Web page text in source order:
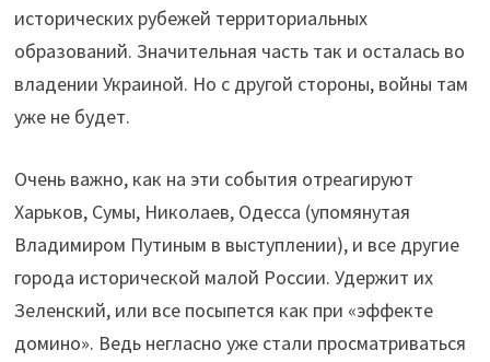
исторических рубежей территориальных
образований. Значительная часть так и осталась во
владении Украиной. Но с другой стороны, войны там
уже не будет.
Очень важно, как на эти события отреагируют
Харьков, Сумы, Николаев, Одесса (упомянутая
Владимиром Путиным в выступлении), и все другие
города исторической малой России. Удержит их
Зеленский, или все посыпется как при «эффекте
домино». Ведь негласно уже стали просматриваться